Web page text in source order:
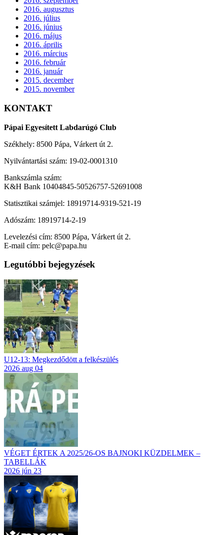
2016. augusztus
2016. július
2016. június
2016. május
2016. április
2016. március
2016. február
2016. január
2015. december
2015. november
KONTAKT
Pápai Egyesített Labdarúgó Club
Székhely: 8500 Pápa, Várkert út 2.
Nyilvántartási szám: 19-02-0001310
Bankszámla szám:
K&H Bank 10404845-50526757-52691008
Statisztikai számjel: 18919714-9319-521-19
Adószám: 18919714-2-19
Levelezési cím: 8500 Pápa, Várkert út 2.
E-mail cím: pelc@papa.hu
Legutóbbi bejegyzések
U12-13: Megkezdődött a felkészülés
2026 aug 04
VÉGET ÉRTEK A 2025/26-OS BAJNOKI KÜZDELMEK –
TABELLÁK
2026 jún 23